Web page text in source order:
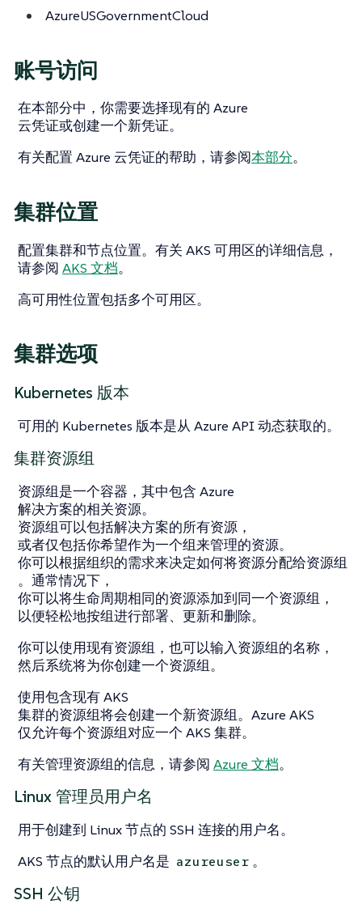
AzureUSGovernmentCloud
账号访问
在本部分中，你需要选择现有的 Azure
云凭证或创建一个新凭证。
有关配置 Azure 云凭证的帮助，请参阅本部分。
集群位置
配置集群和节点位置。有关 AKS 可用区的详细信息，
请参阅 AKS 文档。
高可用性位置包括多个可用区。
集群选项
Kubernetes 版本
可用的 Kubernetes 版本是从 Azure API 动态获取的。
集群资源组
资源组是一个容器，其中包含 Azure
解决方案的相关资源。
资源组可以包括解决方案的所有资源，
或者仅包括你希望作为一个组来管理的资源。
你可以根据组织的需求来决定如何将资源分配给资源组
。通常情况下，
你可以将生命周期相同的资源添加到同一个资源组，
以便轻松地按组进行部署、更新和删除。
你可以使用现有资源组，也可以输入资源组的名称，
然后系统将为你创建一个资源组。
使用包含现有 AKS
集群的资源组将会创建一个新资源组。Azure AKS
仅允许每个资源组对应一个 AKS 集群。
有关管理资源组的信息，请参阅 Azure 文档。
Linux 管理员用户名
用于创建到 Linux 节点的 SSH 连接的用户名。
AKS 节点的默认用户名是 azureuser 。
SSH 公钥